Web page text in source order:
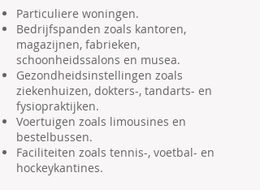
Particuliere woningen.
Bedrijfspanden zoals kantoren,
magazijnen, fabrieken,
schoonheidssalons en musea.
Gezondheidsinstellingen zoals
ziekenhuizen, dokters-, tandarts- en
fysiopraktijken.
Voertuigen zoals limousines en
bestelbussen.
Faciliteiten zoals tennis-, voetbal- en
hockeykantines.